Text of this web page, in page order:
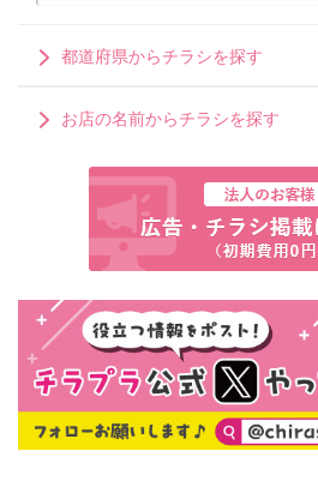
都道府県からチラシを探す
お店の名前からチラシを探す